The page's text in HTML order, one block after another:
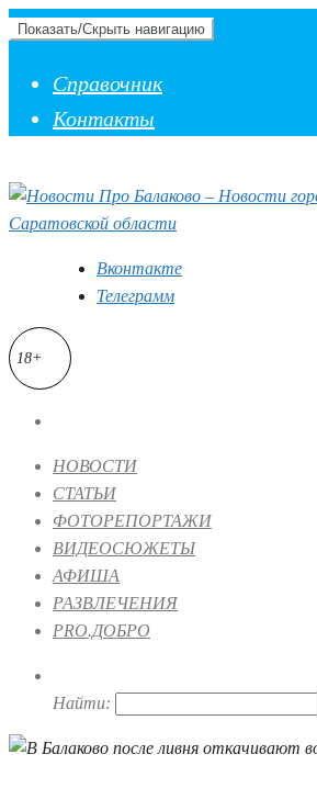
Показать/Скрыть навигацию
Справочник
Контакты
Вконтакте
Телеграмм
18+
НОВОСТИ
СТАТЬИ
ФОТОРЕПОРТАЖИ
ВИДЕОСЮЖЕТЫ
АФИША
РАЗВЛЕЧЕНИЯ
PRO.ДОБРО
Найти: